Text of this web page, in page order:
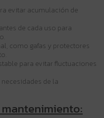
evitar acumulación de
de cada uso para
como gafas y protectores
para evitar fluctuaciones
de la